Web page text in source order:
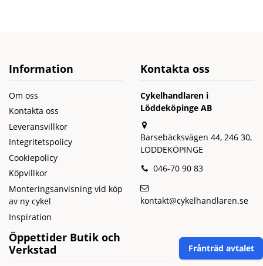
Information
Om oss
Kontakta oss
Leveransvillkor
Integritetspolicy
Cookiepolicy
Köpvillkor
Monteringsanvisning vid köp
av ny cykel
Inspiration
Kontakta oss
Cykelhandlaren i
Löddeköpinge AB
Barsebäcksvägen 44, 246 30,
LÖDDEKÖPINGE
046-70 90 83
kontakt@cykelhandlaren.se
Öppettider Butik och
Verkstad
Frånträd avtalet